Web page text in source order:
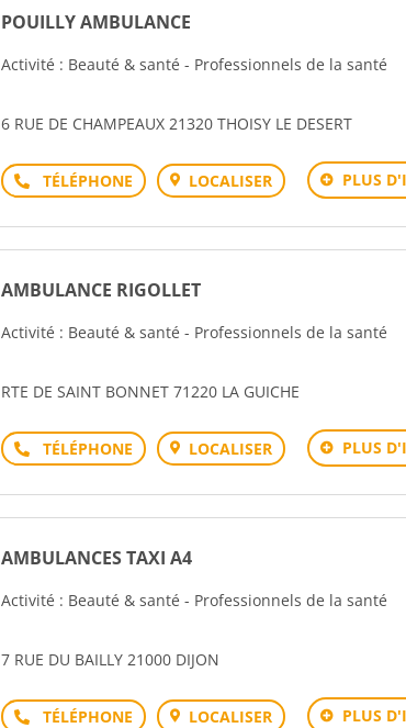
POUILLY AMBULANCE
Activité : Beauté & santé - Professionnels de la santé
6 RUE DE CHAMPEAUX 21320 THOISY LE DESERT
Téléphone LOCALISER PLUS
AMBULANCE RIGOLLET
Activité : Beauté & santé - Professionnels de la santé
RTE DE SAINT BONNET 71220 LA GUICHE
Téléphone LOCALISER PLUS
AMBULANCES TAXI A4
Activité : Beauté & santé - Professionnels de la santé
7 RUE DU BAILLY 21000 DIJON
Téléphone LOCALISER PLUS